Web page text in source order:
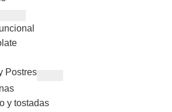
Postres
y tostadas